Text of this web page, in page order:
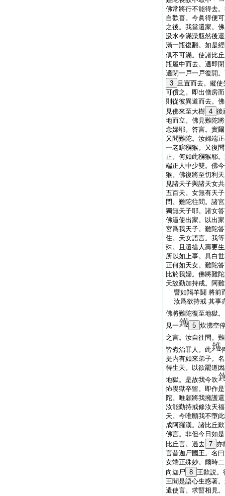
佛常將行不能得去
自歡喜。今眞得便
之後。我當還家。
汲水令滿澡瓶然後
滿一瓶復翻。如是
倶不可滿。使諸比
瓶屋中而去。適即
適閉一戸一戸復開
3
且置而去。縱
可償之。即出僧房
則從彼異道而去。
見佛來至大樹 4 後
地而立。佛見難陀
念婦耶。答言。實
又問難陀。汝婦端
一老瞎獼猴。又復
正。何如此獼猴耶
端正人中少雙。佛
猴。佛復將至忉利
見諸天子與諸天女
五百天。女無有天
問。難陀往問。諸
獨無天子耶。諸女
佛逼使出家。以出
宮爲我天子。難陀
住。天女語言。我
殊。且還捨人壽更
所以如上事。具白
正何如天女。難陀
比於我婦。佛將難
天故勤加持戒。阿
譬如羯羊鬪 將前
汝爲欲持戒 其事
佛將難陀復至地獄
見一
5 炊沸空
之言。汝自往問。
皆煮治罪人。此
提内有如來弟子。
得生天。以欲罷道
地獄。是故我今吹
怖畏獄卒留。即作
陀。唯願將我擁護
汝能勤持戒修汝天
天。今唯願我不墮
成阿羅漢。諸比丘
佛言。非但今日如
比丘言。過去 7 亦
言昔迦尸國王。名
女端正殊妙。爾時
向迦尸 8 王歎説。
王聞是語心生惑著
遣使言。求暫相見